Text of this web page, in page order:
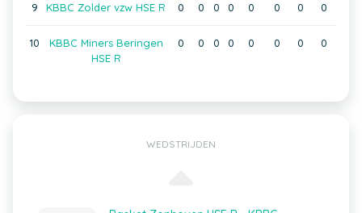
9 KBBC Zolder vzw HSE R 0 0 0 0 0 0 0 0
10
KBBC Miners Beringen
HSE R
0 0 0 0 0 0 0 0
WEDSTRIJDEN